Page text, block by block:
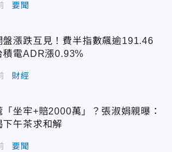
要聞
盤漲跌互見！費半指數飆逾191.46
電ADR漲0.93%
財經
「坐牢+賠2000萬」？張淑娟親曝：
下午茶求和解
要聞